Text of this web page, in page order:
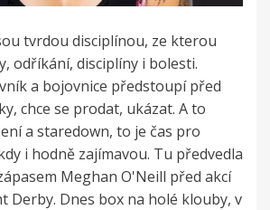
tvrdou disciplínou, ze kterou
odříkání, disciplíny i bolesti.
a bojovnice předstoupí před
chce se prodat, ukázat. A to
a staredown, to je čas pro
i hodně zajímavou. Tu předvedla
Meghan O'Neill před akcí
Derby. Dnes box na holé klouby, v